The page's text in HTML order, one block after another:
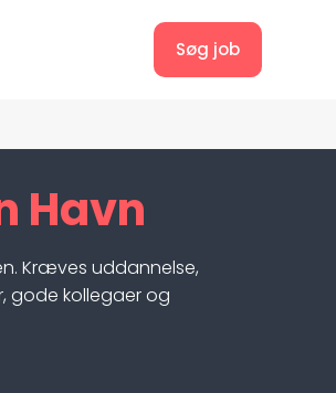
Søg job
Havn
Kræves uddannelse,
gode kollegaer og